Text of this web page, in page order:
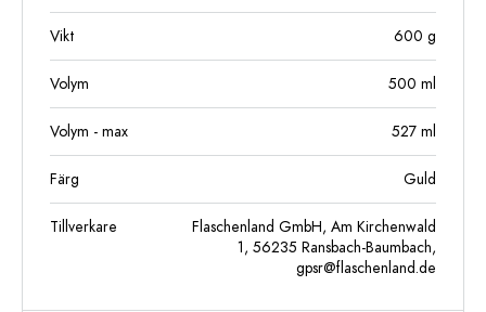
Vikt 600 g
Volym 500 ml
Volym - max 527 ml
Färg Guld
Tillverkare
Flaschenland GmbH, Am Kirchenwald
1, 56235 Ransbach-Baumbach,
gpsr@flaschenland.de